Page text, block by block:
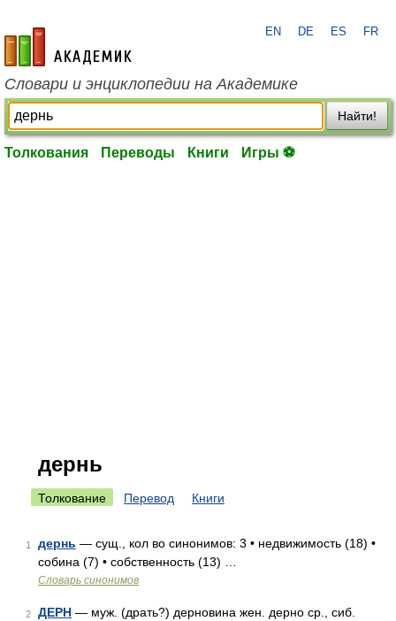
academic.ru
EN DE ES FR
Словари и энциклопедии на Академике
Найти!
Толкования Переводы Книги Игры ⚽
дернь
Толкование Перевод Книги
1 дернь — сущ., кол во синонимов: 3 • недвижимость (18) •
собина (7) • собственность (13) …
Словарь синонимов
2 ДЕРН — муж. (драть?) дерновина жен. дерно ср., сиб.